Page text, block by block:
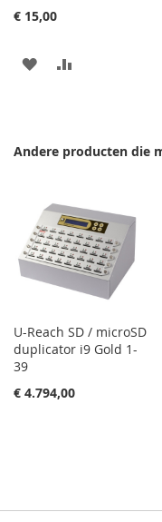
€ 15,00
VOEG
VERLANGLIJST
VERGELIJKEN
Andere producten die
U-Reach SD / microSD
duplicator i9 Gold 1-
39
€ 4.794,00